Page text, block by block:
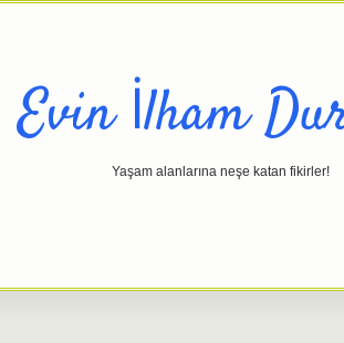
Evin İlham
Yaşam alanlarına neşe katan fikirler!